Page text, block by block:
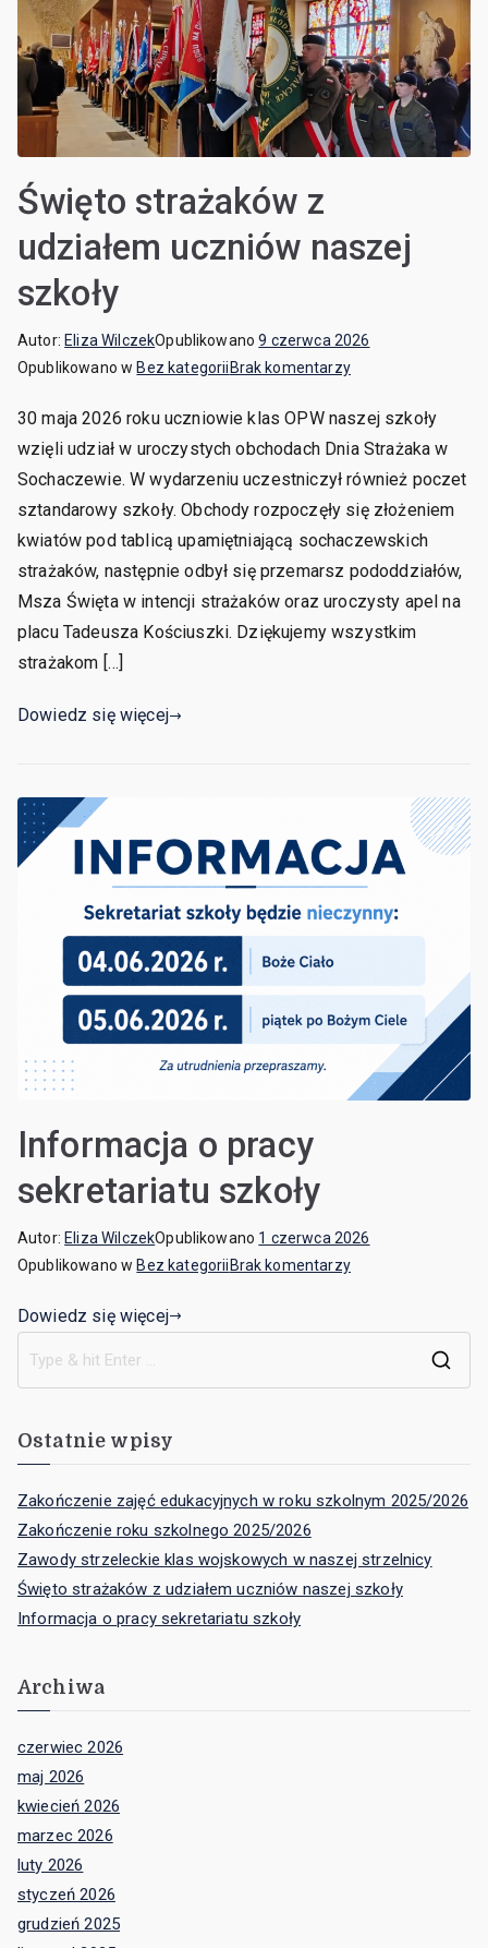
Święto strażaków z
udziałem uczniów naszej
szkoły
Autor: Eliza WilczekOpublikowano9 czerwca 2026
Opublikowano w Bez kategorii Brak komentarzy
30 maja 2026 roku uczniowie klas OPW naszej szkoły
wzięli udział w uroczystych obchodach Dnia Strażaka w
Sochaczewie. W wydarzeniu uczestniczył również poczet
sztandarowy szkoły. Obchody rozpoczęły się złożeniem
kwiatów pod tablicą upamiętniającą sochaczewskich
strażaków, następnie odbył się przemarsz pododdziałów,
Msza Święta w intencji strażaków oraz uroczysty apel na
placu Tadeusza Kościuszki. Dziękujemy wszystkim
strażakom […]
Dowiedz się więcej
Informacja o pracy
sekretariatu szkoły
Autor: Eliza WilczekOpublikowano 1 czerwca 2026
Opublikowano w Bez kategorii Brak komentarzy
Dowiedz się więcej
Ostatnie wpisy
Zakończenie zajęć edukacyjnych w roku szkolnym 2025/2026
Zakończenie roku szkolnego 2025/2026
Zawody strzeleckie klas wojskowych w naszej strzelnicy
Święto strażaków z udziałem uczniów naszej szkoły
Informacja o pracy sekretariatu szkoły
Archiwa
czerwiec 2026
maj 2026
kwiecień 2026
marzec 2026
luty 2026
styczeń 2026
grudzień 2025